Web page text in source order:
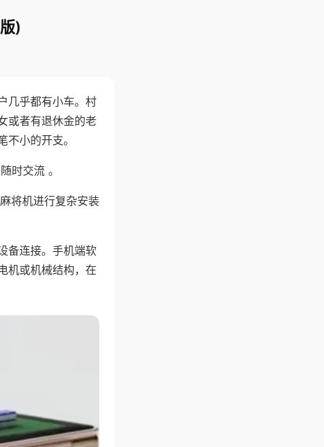
)
几乎都有小车。村
或者有退休金的老
小的开支。
时交流 。
将机进行复杂安装
备连接。手机端软
机或机械结构，在